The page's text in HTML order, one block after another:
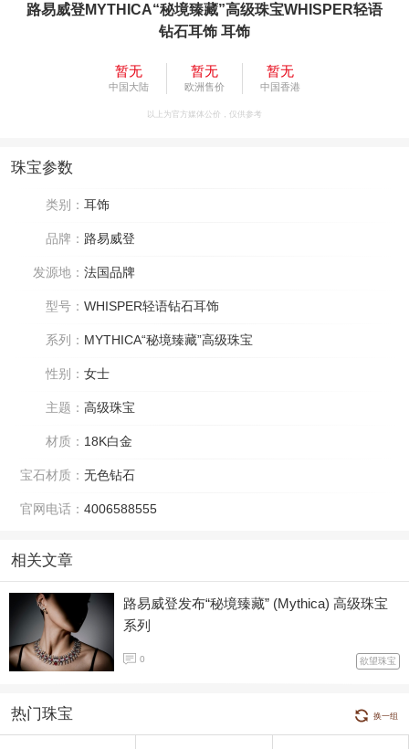
路易威登MYTHICA“秘境臻藏”高级珠宝WHISPER轻语
钻石耳饰 耳饰
暂无
中国大陆
暂无
欧洲售价
暂无
中国香港
以上为官方媒体公价，仅供参考
珠宝参数
类别： 耳饰
品牌： 路易威登
发源地： 法国品牌
型号： WHISPER轻语钻石耳饰
系列： MYTHICA“秘境臻藏”高级珠宝
性别： 女士
主题： 高级珠宝
材质： 18K白金
宝石材质： 无色钻石
官网电话： 4006588555
相关文章
路易威登发布“秘境臻藏” (Mythica) 高级珠宝
系列
0 欲望珠宝
热门珠宝 换一组